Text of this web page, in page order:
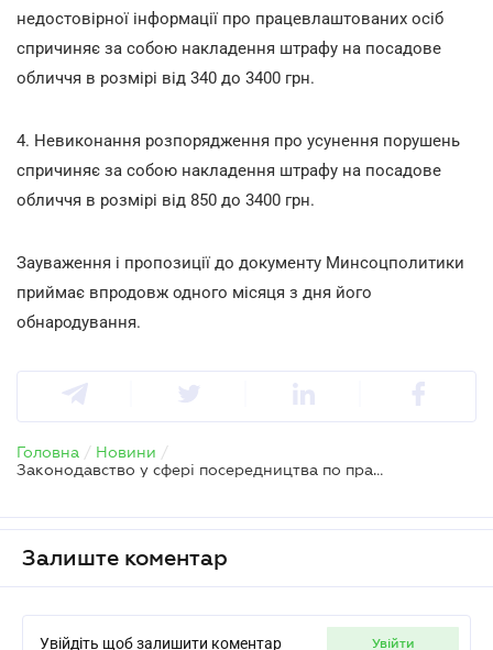
недостовірної інформації про працевлаштованих осіб
спричиняє за собою накладення штрафу на посадове
обличчя в розмірі від 340 до 3400 грн.
4. Невиконання розпорядження про усунення порушень
спричиняє за собою накладення штрафу на посадове
обличчя в розмірі від 850 до 3400 грн.
Зауваження і пропозиції до документу Минсоцполитики
приймає впродовж одного місяця з дня його
обнародування.
Головна / Новини /
Законодавство у сфері посередництва по працевлаштуванню за кордоном пропонують удосконалити
Залиште коментар
Увійдіть щоб залишити коментар увійти